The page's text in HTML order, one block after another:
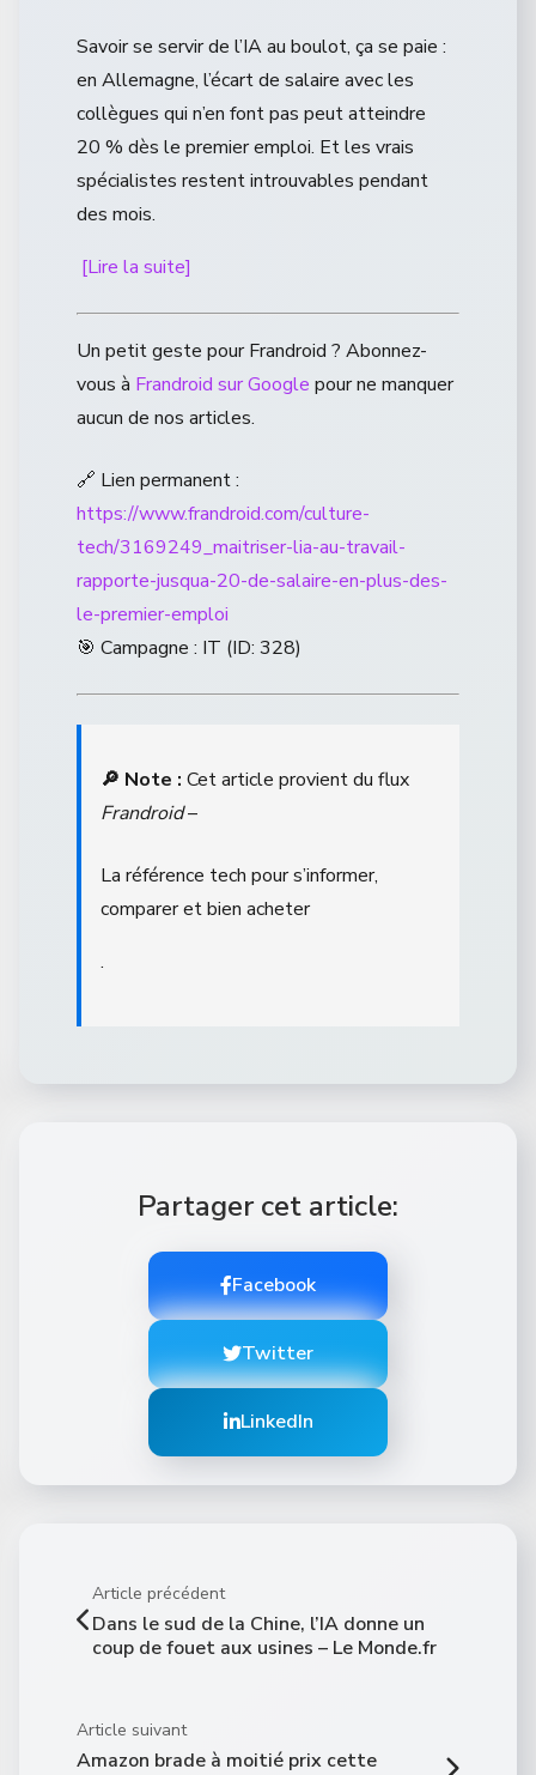
Savoir se servir de l’IA au boulot, ça se paie :
en Allemagne, l’écart de salaire avec les
collègues qui n’en font pas peut atteindre
20 % dès le premier emploi. Et les vrais
spécialistes restent introuvables pendant
des mois.
[Lire la suite]
Un petit geste pour Frandroid ? Abonnez-
vous à Frandroid sur Google pour ne manquer
aucun de nos articles.
🔗 Lien permanent :
https://www.frandroid.com/culture-
tech/3169249_maitriser-lia-au-travail-
rapporte-jusqua-20-de-salaire-en-plus-des-
le-premier-emploi
🎯 Campagne : IT (ID: 328)
🔎 Note : Cet article provient du flux
Frandroid–
La référence tech pour s’informer,
comparer et bien acheter
.
Partager cet article:
Facebook
Twitter
LinkedIn
Article précédent
Dans le sud de la Chine, l’IA donne un
coup de fouet aux usines – Le Monde.fr
Article suivant
Amazon brade à moitié prix cette